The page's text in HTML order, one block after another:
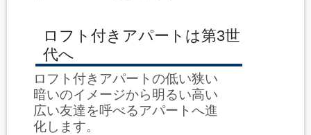
ロフト付きアパートは第3世
代へ
ロフト付きアパートの低い狭い
暗いのイメージから明るい高い
広い友達を呼べるアパートへ進
化します。